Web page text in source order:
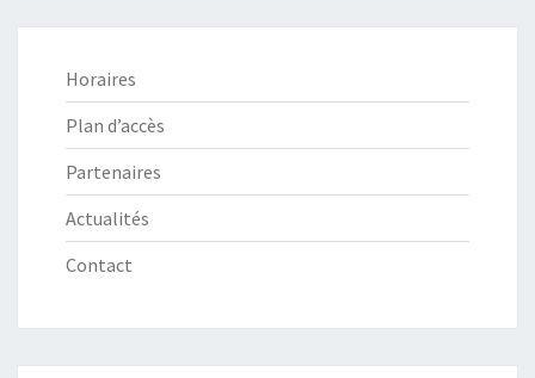
Horaires
Plan d’accès
Partenaires
Actualités
Contact